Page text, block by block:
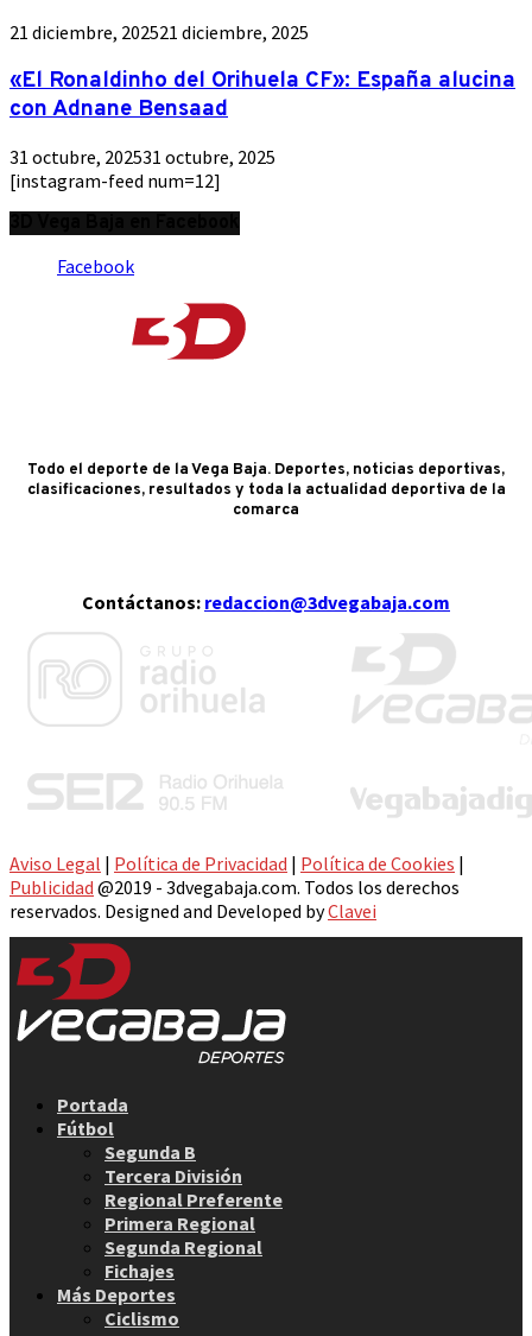
21 diciembre, 202521 diciembre, 2025
«El Ronaldinho del Orihuela CF»: España alucina
con Adnane Bensaad
31 octubre, 202531 octubre, 2025
[instagram-feed num=12]
Facebook
Todo el deporte de la Vega Baja. Deportes, noticias deportivas,
clasificaciones, resultados y toda la actualidad deportiva de la
comarca
Contáctanos: redaccion@3dvegabaja.com
Aviso Legal | Política de Privacidad | Política de Cookies |
Publicidad @2019 - 3dvegabaja.com. Todos los derechos
reservados. Designed and Developed byClavei
Portada
Fútbol
Segunda B
Tercera División
Regional Preferente
Primera Regional
Segunda Regional
Fichajes
Más Deportes
Ciclismo